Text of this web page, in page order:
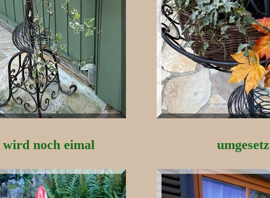
wird noch eimal